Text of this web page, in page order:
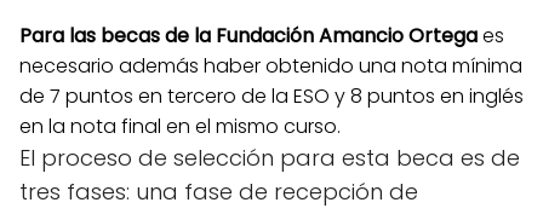
Para las becas de la Fundación Amancio Ortegaes
necesario además haber obtenido una nota mínima
de 7 puntos en tercero de la ESO y 8 puntos en inglés
en la nota final en el mismo curso.
El proceso de selección para esta beca es de
tres fases: una fase de recepción de